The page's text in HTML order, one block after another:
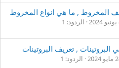
المخروط , ما هي انواع المخروط
الردود: 1
, تعريف البروتينات
2024
الردود: 1